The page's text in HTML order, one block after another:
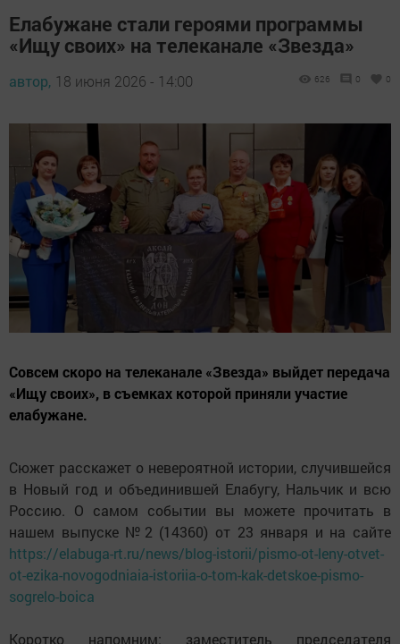
Елабужане стали героями программы
«Ищу своих» на телеканале «Звезда»
автор, 18 июня 2026 - 14:00 626 0 0
Совсем скоро на телеканале «Звезда» выйдет передача
«Ищу своих», в съемках которой приняли участие
елабужане.
Сюжет расскажет о невероятной истории, случившейся
в Новый год и объединившей Елабугу, Нальчик и всю
Россию. О самом событии вы можете прочитать в
нашем выпуске №2 (14360) от 23 января и на сайте
https://elabuga-rt.ru/news/blog-istorii/pismo-ot-leny-otvet-
ot-ezika-novogodniaia-istoriia-o-tom-kak-detskoe-pismo-
sogrelo-boica
Коротко напомним: заместитель председателя